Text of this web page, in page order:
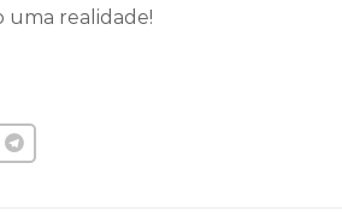
uma realidade!